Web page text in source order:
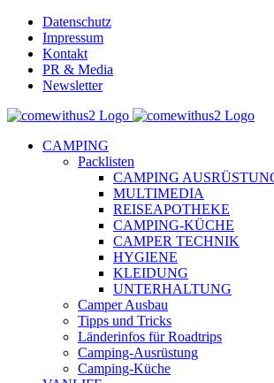
Skip
content
Datenschutz
Impressum
Kontakt
PR & Media
Newsletter
YouTube
Facebook
Twitter
Instagram
Pinterest
Email
CAMPING
Packlisten
CAMPING
MULTIMEDIA
REISEAPOTHEKE
CAMPING-KÜCHE
CAMPER TECHNIK
HYGIENE
KLEIDUNG
UNTERHALTUNG
Camper Ausbau
Tipps und Tricks
Länderinfos für Roadtrips
Camping-Ausrüstung
Camping-Küche